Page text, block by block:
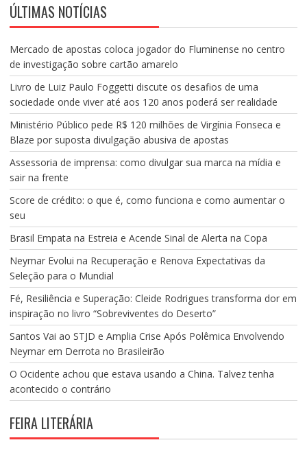
ÚLTIMAS NOTÍCIAS
Mercado de apostas coloca jogador do Fluminense no centro
de investigação sobre cartão amarelo
Livro de Luiz Paulo Foggetti discute os desafios de uma
sociedade onde viver até aos 120 anos poderá ser realidade
Ministério Público pede R$ 120 milhões de Virgínia Fonseca e
Blaze por suposta divulgação abusiva de apostas
Assessoria de imprensa: como divulgar sua marca na mídia e
sair na frente
Score de crédito: o que é, como funciona e como aumentar o
seu
Brasil Empata na Estreia e Acende Sinal de Alerta na Copa
Neymar Evolui na Recuperação e Renova Expectativas da
Seleção para o Mundial
Fé, Resiliência e Superação: Cleide Rodrigues transforma dor em
inspiração no livro “Sobreviventes do Deserto”
Santos Vai ao STJD e Amplia Crise Após Polêmica Envolvendo
Neymar em Derrota no Brasileirão
O Ocidente achou que estava usando a China. Talvez tenha
acontecido o contrário
FEIRA LITERÁRIA